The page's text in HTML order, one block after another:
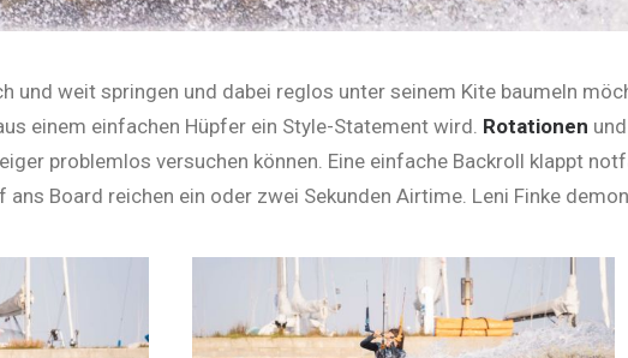
und weit springen und dabei reglos unter seinem Kite baumeln
einem einfachen Hüpfer ein Style-Statement wird. Rota­tio­nen und
problemlos versuchen ­können. Eine einfache Backroll klappt
ans Board reichen ein oder zwei Sekunden Airtime. Leni Finke